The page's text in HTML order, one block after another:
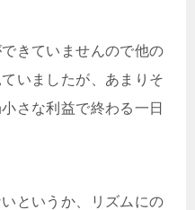
きていませんので他の
いましたが、あまりそ
さな利益で終わる一日
というか、リズムにの